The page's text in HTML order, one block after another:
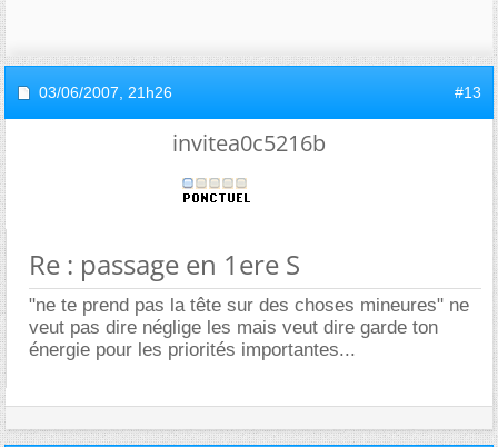
03/06/2007, 21h26 #13
invitea0c5216b
Re : passage en 1ere S
"ne te prend pas la tête sur des choses mineures" ne
veut pas dire néglige les mais veut dire garde ton
énergie pour les priorités importantes...